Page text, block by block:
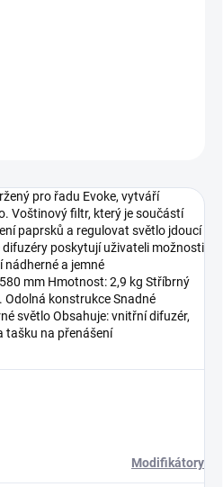
pro řadu Evoke, vytváří
Voštinový filtr, který je součástí
paprsků a regulovat světlo jdoucí
poskytují uživateli možnosti
nádherné a jemné
mm Hmotnost: 2,9 kg Stříbrný
konstrukce Snadné
světlo Obsahuje: vnitřní difuzér,
tašku na přenášení
Modifikátory